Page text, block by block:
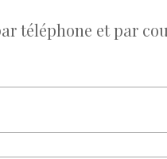
téléphone et par